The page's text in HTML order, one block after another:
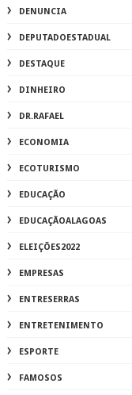
DENUNCIA
DEPUTADOESTADUAL
DESTAQUE
DINHEIRO
DR.RAFAEL
ECONOMIA
ECOTURISMO
EDUCAÇÃO
EDUCAÇÃOALAGOAS
ELEIÇÕES2022
EMPRESAS
ENTRESERRAS
ENTRETENIMENTO
ESPORTE
FAMOSOS